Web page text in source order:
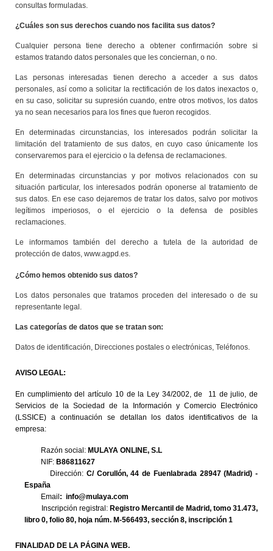
consultas formuladas.
¿Cuáles son sus derechos cuando nos facilita sus datos?
Cualquier persona tiene derecho a obtener confirmación sobre si
estamos tratando datos personales que les conciernan, o no.
Las personas interesadas tienen derecho a acceder a sus datos
personales, así como a solicitar la rectificación de los datos inexactos o,
en su caso, solicitar su supresión cuando, entre otros motivos, los datos
ya no sean necesarios para los fines que fueron recogidos.
En determinadas circunstancias, los interesados podrán solicitar la
limitación del tratamiento de sus datos, en cuyo caso únicamente los
conservaremos para el ejercicio o la defensa de reclamaciones.
En determinadas circunstancias y por motivos relacionados con su
situación particular, los interesados podrán oponerse al tratamiento de
sus datos. En ese caso dejaremos de tratar los datos, salvo por motivos
legítimos imperiosos, o el ejercicio o la defensa de posibles
reclamaciones.
Le informamos también del derecho a tutela de la autoridad de
protección de datos, www.agpd.es.
¿Cómo hemos obtenido sus datos?
Los datos personales que tratamos proceden del interesado o de su
representante legal.
Las categorías de datos que se tratan son:
Datos de identificación, Direcciones postales o electrónicas, Teléfonos.
AVISO LEGAL:
En cumplimiento del artículo 10 de la Ley 34/2002, de 11 de julio, de
Servicios de la Sociedad de la Información y Comercio Electrónico
(LSSICE) a continuación se detallan los datos identificativos de la
empresa:
Razón social: MULAYA ONLINE, S.L
NIF: B86811627
Dirección:C/ Corullón, 44 de Fuenlabrada 28947 (Madrid) -
España
Email: info@mulaya.com
Inscripción registral: Registro Mercantil de Madrid, tomo 31.473,
libro 0, folio 80, hoja núm. M-566493, sección 8, inscripción 1
FINALIDAD DE LA PÁGINA WEB.